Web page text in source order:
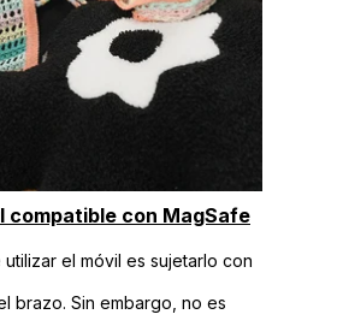
compatible con MagSafe
el móvil es sujetarlo con
brazo. Sin embargo, no es